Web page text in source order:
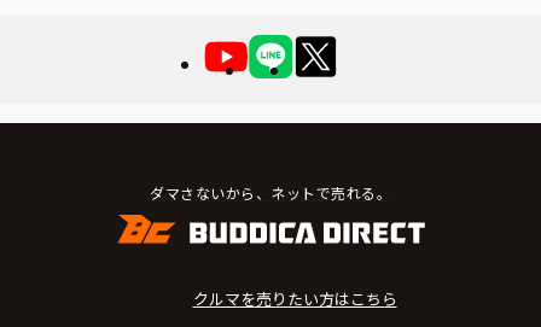
ダマさないから、ネットで売れる。
クルマを売りたい方はこちら